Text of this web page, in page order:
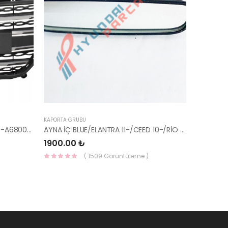
PANJUR İ30 2015- KOMPLE 86350-A6800-YS
KAPORTA GRUBU
AYNA İÇ BLUE/ELANTRA 11-/CEED 10-/RİO 12-/SPORTAGE 11- 85101-3X100-HMC
1900.00 ₺
( 1509 Görüntüleme )